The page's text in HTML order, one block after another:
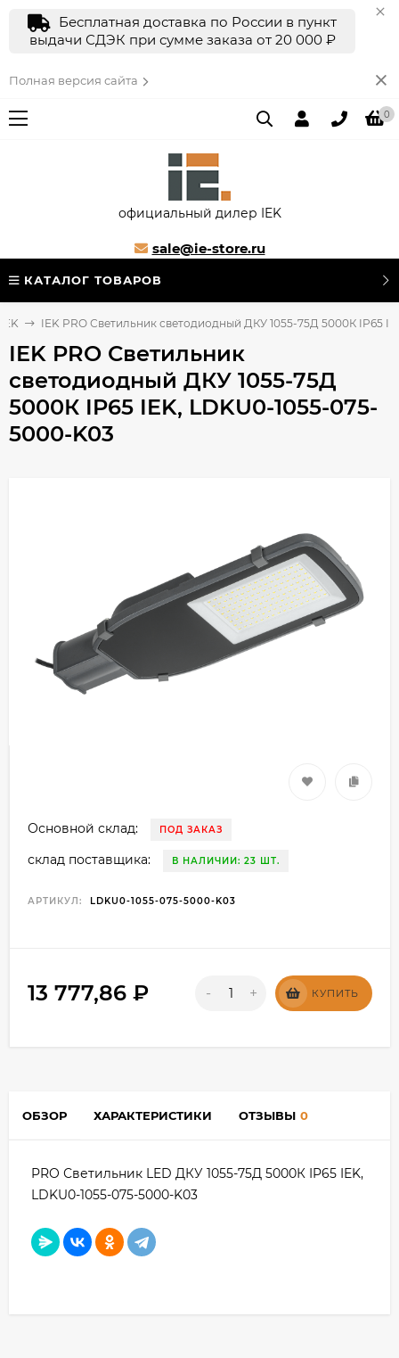
Бесплатная доставка по России в пункт
выдачи СДЭК при сумме заказа от 20 000 ₽
Полная версия сайта
0
официальный дилер IEK
sale@ie-store.ru
КАТАЛОГ ТОВАРОВ
IEK PRO Светильник светодиодный ДКУ 1055-75Д 5000К IP65
IEK PRO Светильник
светодиодный ДКУ 1055-75Д
5000К IP65 IEK, LDKU0-1055-075-
5000-K03
Основной склад: ПОД ЗАКАЗ
склад поставщика: В НАЛИЧИИ: 23 ШТ.
АРТИКУЛ: LDKU0-1055-075-5000-K03
13 777,86 ₽ - + КУПИТЬ
ОБЗОР ХАРАКТЕРИСТИКИ ОТЗЫВЫ 0
PRO Светильник LED ДКУ 1055-75Д 5000К IP65 IEK,
LDKU0-1055-075-5000-K03